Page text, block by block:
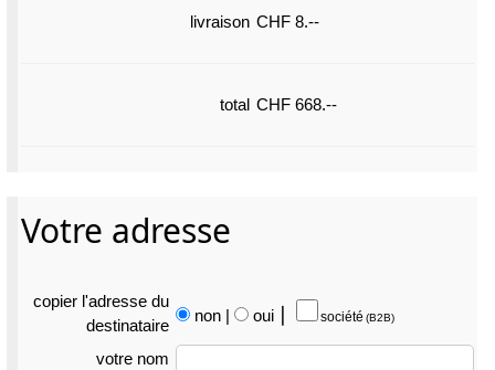
livraison CHF 8.--
total CHF 668.--
Votre adresse
copier l'adresse du
destina­taire
non | oui société (B2B)
votre nom